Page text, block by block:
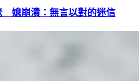
媳崩潰：無言以對的迷信